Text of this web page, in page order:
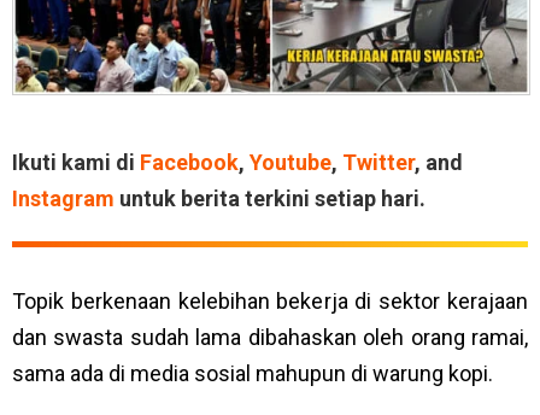
Ikuti kami di Facebook, Youtube, Twitter, and
Instagram untuk berita terkini setiap hari.
Topik berkenaan kelebihan bekerja di sektor kerajaan
dan swasta sudah lama dibahaskan oleh orang ramai,
sama ada di media sosial mahupun di warung kopi.